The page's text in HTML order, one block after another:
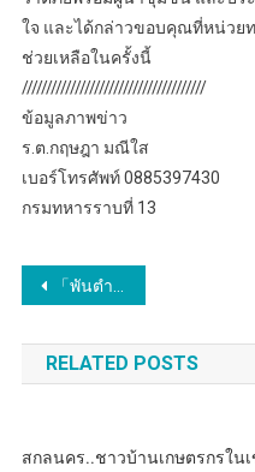
ใจ และได้กล่าวขอบคุณที่หน่วย
ช่วยเหลือในครั้งนี้
//////////////////////////////////////
ข้อมูลภาพข่าว
ร.ต.กฤษฎา มณีใส
เบอร์โทรศัพท์ 0885397430
กรมทหารราบที่ 13
แนะแนว
เรื่อง
「พันตำรวจเอก ทวี สอดส่อง รัฐมนตรีว่าการกระทรวงยุติธรรม หารือทวิภาคีไทย-โปรตุเกส ศึกษา “โปรตุเกสโมเดล” ยกระดับการบำบัดผู้ติดยาเสพติดในประเทศไทย」
RELATED POSTS
สกลนคร..ชาวบ้านเกษตรกรใน